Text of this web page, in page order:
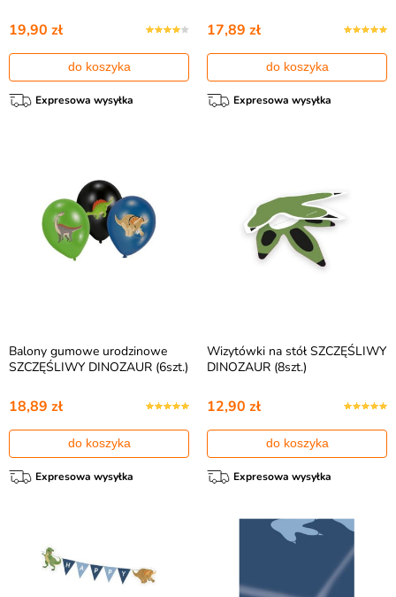
19,90 zł
do koszyka
Expresowa wysyłka
17,89 zł
do koszyka
Expresowa wysyłka
Balony gumowe urodzinowe
SZCZĘŚLIWY DINOZAUR (6szt.)
18,89 zł
do koszyka
Expresowa wysyłka
Wizytówki na stół SZCZĘŚLIWY
DINOZAUR (8szt.)
12,90 zł
do koszyka
Expresowa wysyłka